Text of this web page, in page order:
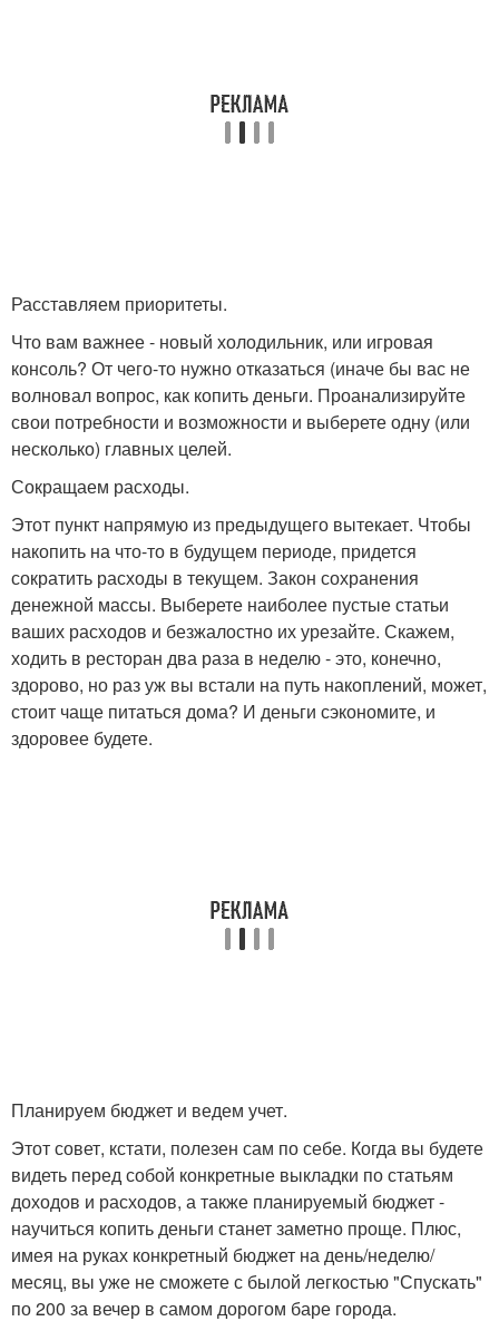
Расставляем приоритеты.
Что вам важнее - новый холодильник, или игровая
консоль? От чего-то нужно отказаться (иначе бы вас не
волновал вопрос, как копить деньги. Проанализируйте
свои потребности и возможности и выберете одну (или
несколько) главных целей.
Сокращаем расходы.
Этот пункт напрямую из предыдущего вытекает. Чтобы
накопить на что-то в будущем периоде, придется
сократить расходы в текущем. Закон сохранения
денежной массы. Выберете наиболее пустые статьи
ваших расходов и безжалостно их урезайте. Скажем,
ходить в ресторан два раза в неделю - это, конечно,
здорово, но раз уж вы встали на путь накоплений, может,
стоит чаще питаться дома? И деньги сэкономите, и
здоровее будете.
Планируем бюджет и ведем учет.
Этот совет, кстати, полезен сам по себе. Когда вы будете
видеть перед собой конкретные выкладки по статьям
доходов и расходов, а также планируемый бюджет -
научиться копить деньги станет заметно проще. Плюс,
имея на руках конкретный бюджет на день/неделю/
месяц, вы уже не сможете с былой легкостью "Спускать"
по 200 за вечер в самом дорогом баре города.